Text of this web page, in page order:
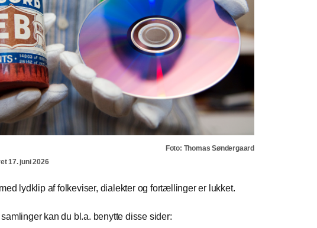
Foto: Thomas Søndergaard
17. juni 2026
lydklip af folkeviser, dialekter og fortællinger er lukket.
kan du bl.a. benytte disse sider: